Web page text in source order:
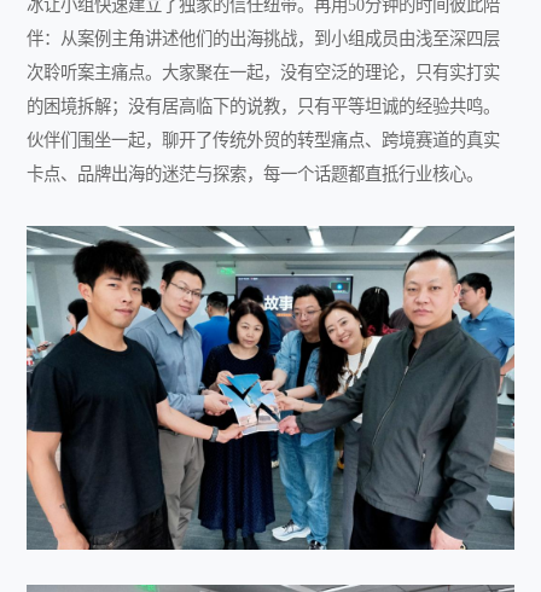
冰让小组快速建立了独家的信任纽带。再用50分钟的时间彼此陪
伴：从案例主角讲述他们的出海挑战，到小组成员由浅至深四层
次聆听案主痛点。大家聚在一起，没有空泛的理论，只有实打实
的困境拆解；没有居高临下的说教，只有平等坦诚的经验共鸣。
伙伴们围坐一起，聊开了传统外贸的转型痛点、跨境赛道的真实
卡点、品牌出海的迷茫与探索，每一个话题都直抵行业核心。